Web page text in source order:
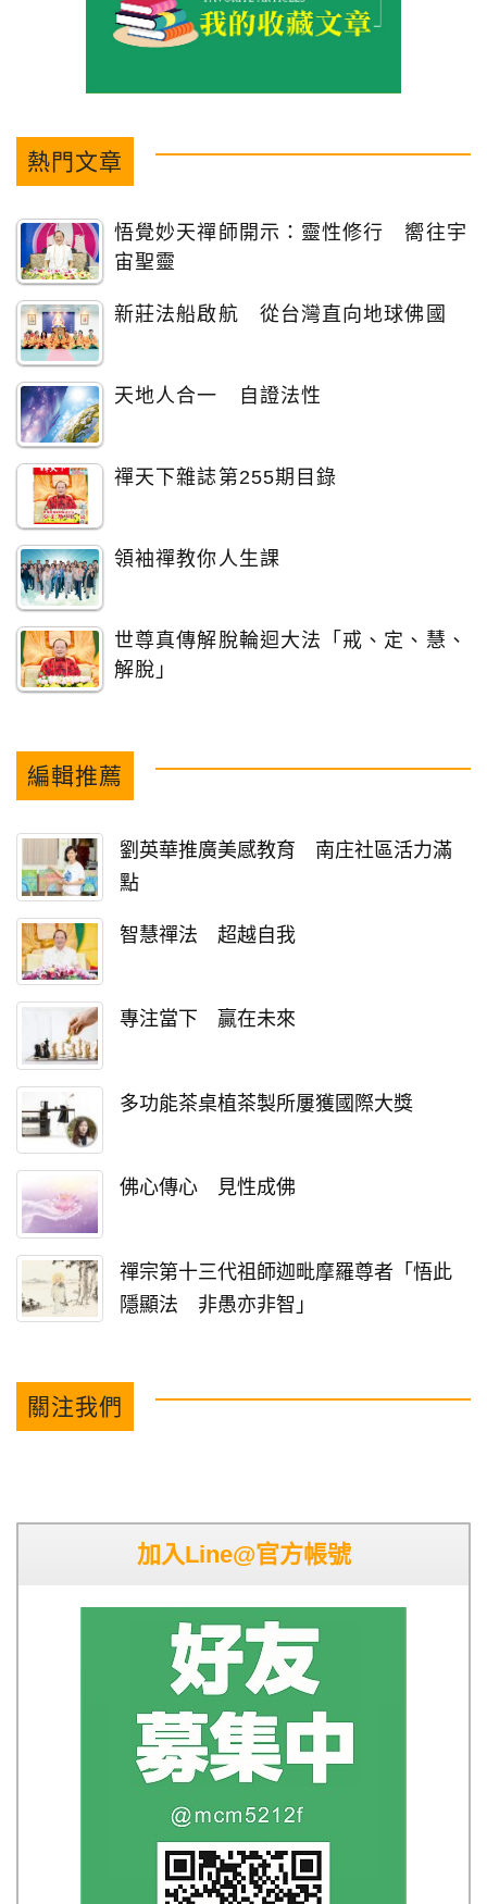
熱門文章
悟覺妙天禪師開示：靈性修行 嚮往宇
宙聖靈
新莊法船啟航 從台灣直向地球佛國
天地人合一 自證法性
禪天下雜誌第255期目錄
領袖禪教你人生課
世尊真傳解脫輪迴大法「戒、定、慧、
解脫」
編輯推薦
劉英華推廣美感教育 南庄社區活力滿
點
智慧禪法 超越自我
專注當下 贏在未來
多功能茶桌植茶製所屢獲國際大獎
佛心傳心 見性成佛
禪宗第十三代祖師迦毗摩羅尊者「悟此
隱顯法 非愚亦非智」
關注我們
加入Line@官方帳號